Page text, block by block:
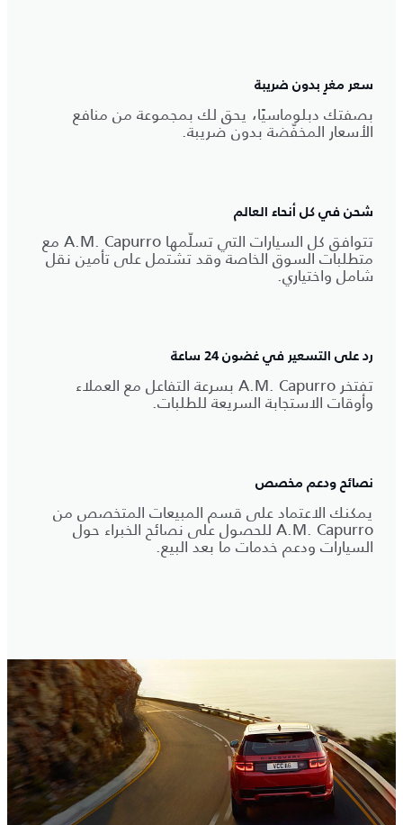
سعر مغرٍ بدون ضريبة
بصفتك دبلوماسيًا، يحق لك بمجموعة من منافع
الأسعار المخفّضة بدون ضريبة.
شحن في كل أنحاء العالم
تتوافق كل السيارات التي تسلّمها A.M.‎ Capurro مع
متطلبات السوق الخاصة وقد تشتمل على تأمين نقل
شامل واختياري.
رد على التسعير في غضون 24 ساعة
تفتخر A.M.‎ Capurro بسرعة التفاعل مع العملاء
وأوقات الاستجابة السريعة للطلبات.
نصائح ودعم مخصص
يمكنك الاعتماد على قسم المبيعات المتخصص من
A.M.‎ Capurro للحصول على نصائح الخبراء حول
السيارات ودعم خدمات ما بعد البيع.